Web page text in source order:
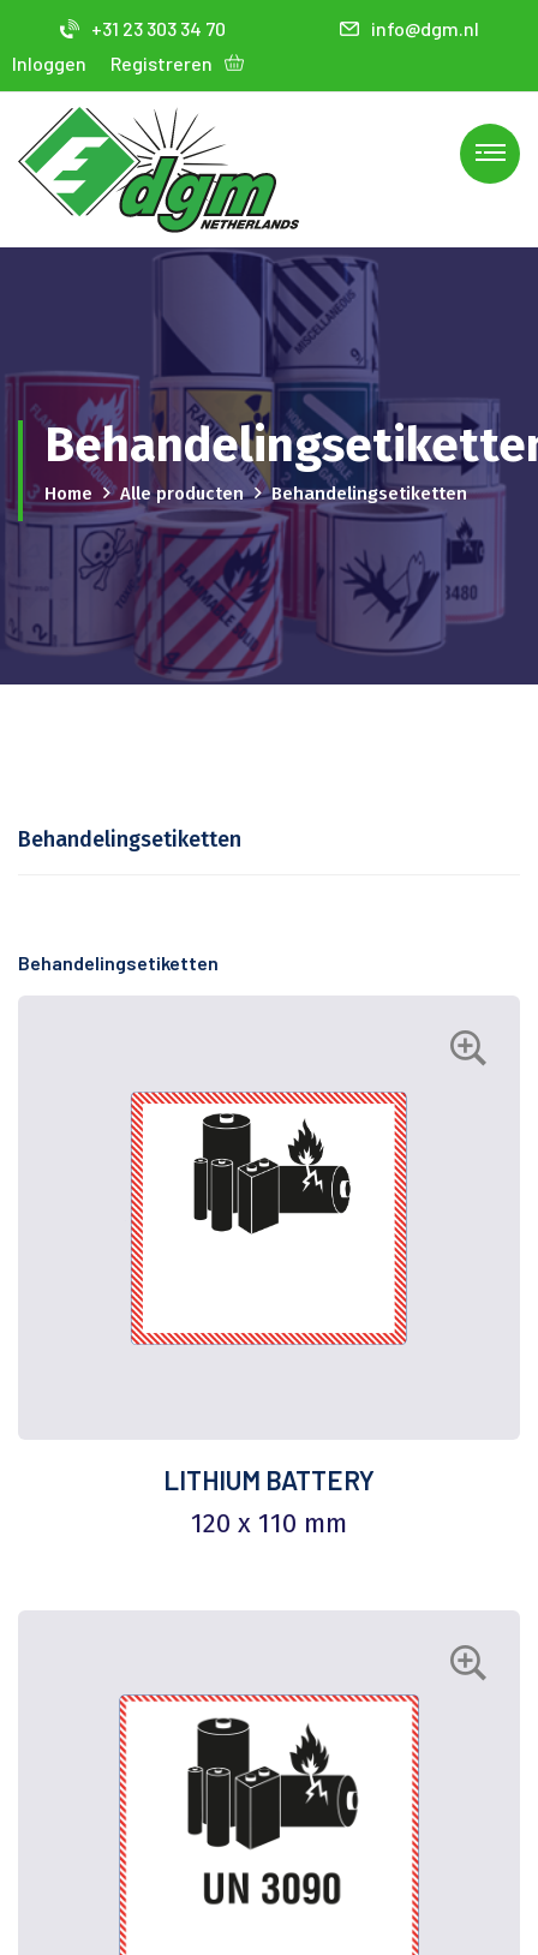
+31 23 303 34 70
info@dgm.nl
Inloggen
Registreren
Home Alle producten Behandelingsetiketten
Behandelingsetiketten
Behandelingsetiketten
LITHIUM BATTERY
120 x 110 mm